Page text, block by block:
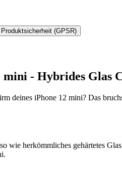
Produktsicherheit (GPSR)
- Hybrides Glas
deines iPhone 12 mini? Das
wie herkömmliches gehärtetes